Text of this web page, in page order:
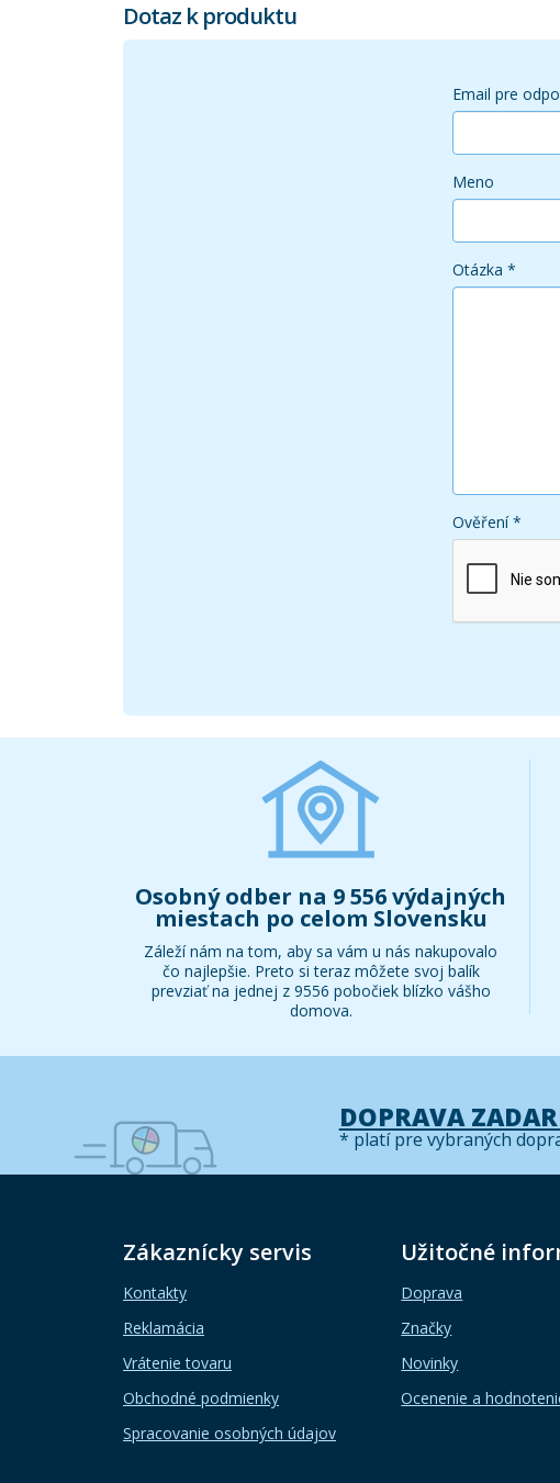
Dotaz k produktu
Email pre
Meno
Otázka *
Ověření *
Osobný odber na 9 556 výdajných
miestach po celom Slovensku
Záleží nám na tom, aby sa vám u nás nakupovalo
čo najlepšie. Preto si teraz môžete svoj balík
prevziať na jednej z 9556 pobočiek blízko vášho
domova.
DOPRAVA
* platí pre vybraných
Zákaznícky servis
Kontakty
Reklamácia
Vrátenie tovaru
Obchodné podmienky
Spracovanie osobných údajov
Užitočné
Doprava
Značky
Novinky
Ocenenie a